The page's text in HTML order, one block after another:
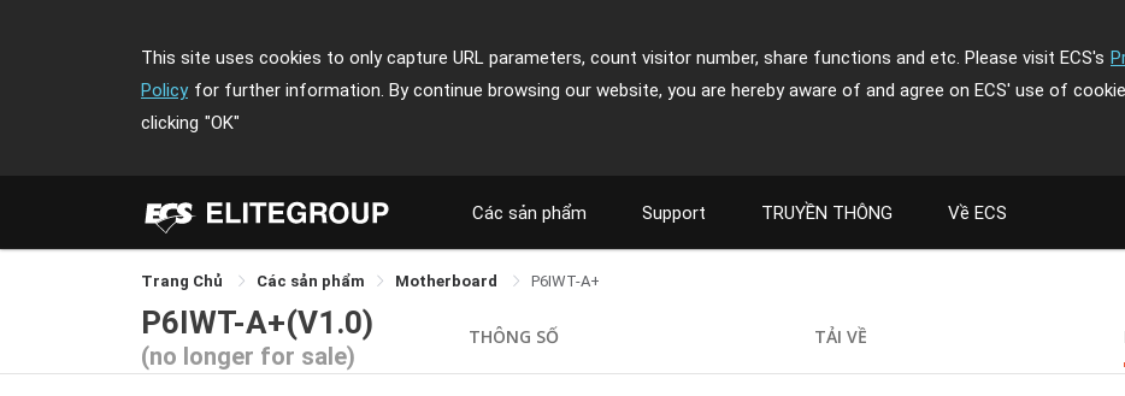
This site uses cookies to only capture URL parameters, count visitor number, share functions and etc. Please visit ECS's
Policy for further information. By continue browsing our website, you are hereby aware of and agree on ECS' use of
clicking "OK"
Các sản phẩm Support TRUYỀN THÔNG Về ECS
Trang Chủ Các sản phẩm Motherboard P6IWT-A+
P6IWT-A+(V1.0)
(no longer for sale)
THÔNG SỐ TẢI VỀ